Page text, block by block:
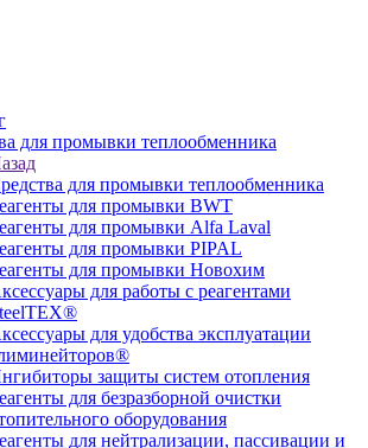
для промывки теплообменника
для промывки теплообменника
для промывки BWT
для промывки Alfa Laval
для промывки PIPAL
для промывки Новохим
для работы с реагентами
для удобства эксплуатации
защиты систем отопления
для безразборной очистки
оборудования
для нейтрализации, пассивации и